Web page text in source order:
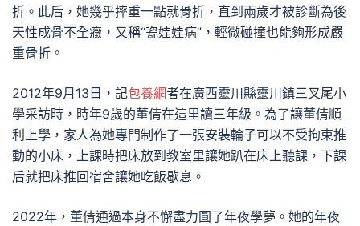
折。此后，她幾乎摔重一點就骨折，直到兩歲才被診斷為後
天性成骨不全癥，又稱“瓷娃娃病”，輕微碰撞也能夠形成嚴
重骨折。
2012年9月13日，記包養網者在廣西靈川縣靈川鎮三叉尾小
學采訪時，時年9歲的董倩在這里讀三年級。為了讓董倩順
利上學，家人為她專門制作了一張安裝輪子可以不受拘束推
動的小床，上課時把床放到教室里讓她趴在床上聽課，下課
后就把床推回宿舍讓她吃飯歇息。
2022年，董倩通過本身不懈盡力圓了年夜學夢。她的年夜